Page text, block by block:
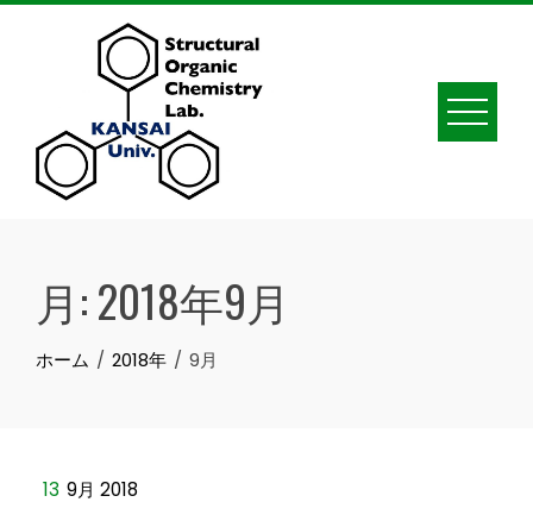
Skip
月:2018年9月
ホーム 2018年 9月
13 9月 2018